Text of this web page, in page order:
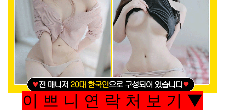
이 쁘 니 연 락 처 보 기 ▼